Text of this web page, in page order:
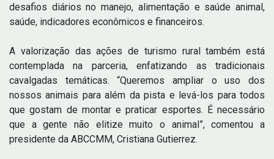
desafios diários no manejo, alimentação e saúde animal,
saúde, indicadores econômicos e financeiros.
A valorização das ações de turismo rural também está
contemplada na parceria, enfatizando as tradicionais
cavalgadas temáticas. “Queremos ampliar o uso dos
nossos animais para além da pista e levá-los para todos
que gostam de montar e praticar esportes. É necessário
que a gente não elitize muito o animal”, comentou a
presidente da ABCCMM, Cristiana Gutierrez.